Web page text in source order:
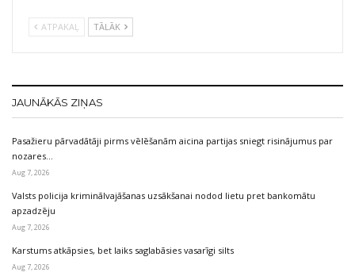
ATPAKAĻ TĀLĀK
JAUNĀKĀS ZIŅAS
Pasažieru pārvadātāji pirms vēlēšanām aicina partijas sniegt risinājumus par
nozares…
Aug 7, 2026
Valsts policija kriminālvajāšanas uzsākšanai nodod lietu pret bankomātu
apzadzēju
Aug 7, 2026
Karstums atkāpsies, bet laiks saglabāsies vasarīgi silts
Aug 7, 2026